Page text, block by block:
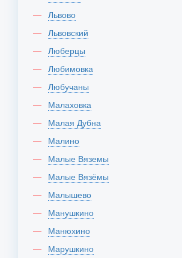
Львово
Львовский
Люберцы
Любимовка
Любучаны
Малаховка
Малая Дубна
Малино
Малые Вяземы
Малые Вязёмы
Малышево
Манушкино
Манюхино
Марушкино